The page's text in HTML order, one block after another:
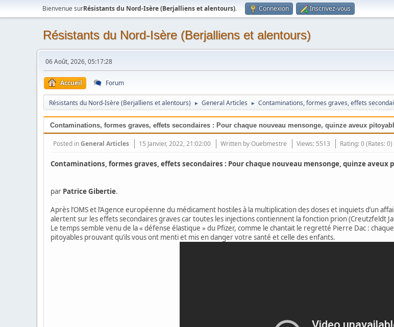
Bienvenue surRésistants du Nord-Isère (Berjalliens et alentours). Connexion Inscrivez-vous
Résistants du Nord-Isère (Berjalliens et alentours)
06 Août, 2026, 05:17:28
Accueil Forum
Résistants du Nord-Isère (Berjalliens et alentours) ► General Articles ► Contaminations, formes graves, effets
Contaminations, formes graves, effets secondaires : Pour chaque nouveau mensonge, quinze aveux
Posted inGeneral Articles 15 Janvier, 2022, 21:02:00 Written byOuebmestre Views: 5513 Rating: 0 (Rates: 0)
Contaminations, formes graves, effets secondaires : Pour chaque nouveau mensonge, quinze aveux
par Patrice Gibertie.
Après l’OMS et l’Agence européenne du médicament hostiles à la multiplication des doses et inquiets d’un
alertent sur les effets secondaires graves car toutes les injections contiennent la fonction prion (Creutzfeldt
Le temps semble venu de la « défense élastique » du Pfizer, comme le chantait le regretté Pierre Dac :
pitoyables prouvant qu’ils vous ont menti et mis en danger votre santé et celle des enfants.